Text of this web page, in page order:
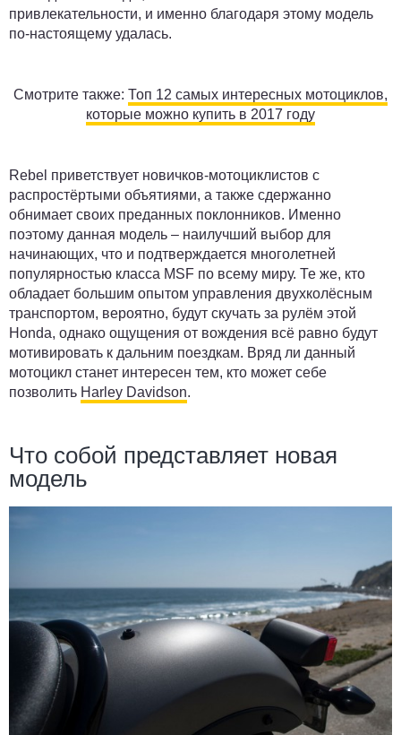
привлекательности, и именно благодаря этому модель
по-настоящему удалась.
Смотрите также: Топ 12 самых интересных мотоциклов,
которые можно купить в 2017 году
Rebel приветствует новичков-мотоциклистов с
распростёртыми объятиями, а также сдержанно
обнимает своих преданных поклонников. Именно
поэтому данная модель – наилучший выбор для
начинающих, что и подтверждается многолетней
популярностью класса MSF по всему миру. Те же, кто
обладает большим опытом управления двухколёсным
транспортом, вероятно, будут скучать за рулём этой
Honda, однако ощущения от вождения всё равно будут
мотивировать к дальним поездкам. Вряд ли данный
мотоцикл станет интересен тем, кто может себе
позволить Harley Davidson.
Что собой представляет новая
модель